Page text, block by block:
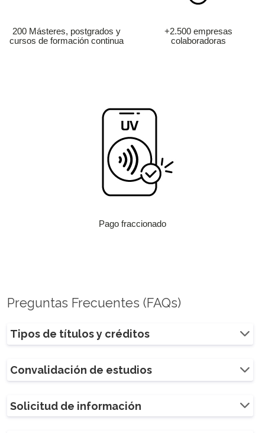
200 Másteres, postgrados y
cursos de formación continua
+2.500 empresas
colaboradoras
Pago fraccionado
Preguntas Frecuentes (FAQs)
Tipos de títulos y créditos
Convalidación de estudios
Solicitud de información